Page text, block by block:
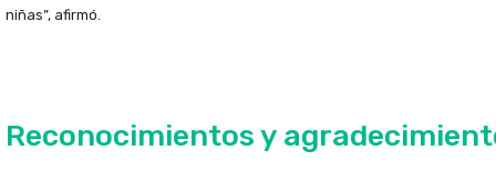
niñas”, afirmó.
Reconocimientos y